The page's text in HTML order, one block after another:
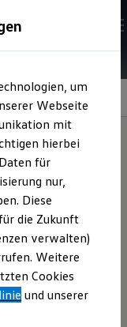
um
Webseite
mit
hierbei
für
nur,
Diese
die Zukunft
verwalten)
Weitere
Cookies
und unserer